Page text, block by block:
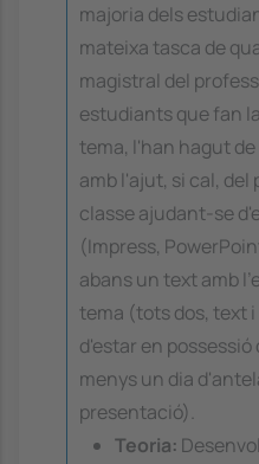
majoria dels
mateixa tasca de
magistral del
estudiants que fan
tema, l'han hagut
amb l'ajut, si cal, del
classe ajudant-se
(Impress,
abans un text amb
tema (tots dos, text
d'estar en possessió
menys un dia
presentació).
Teoria: